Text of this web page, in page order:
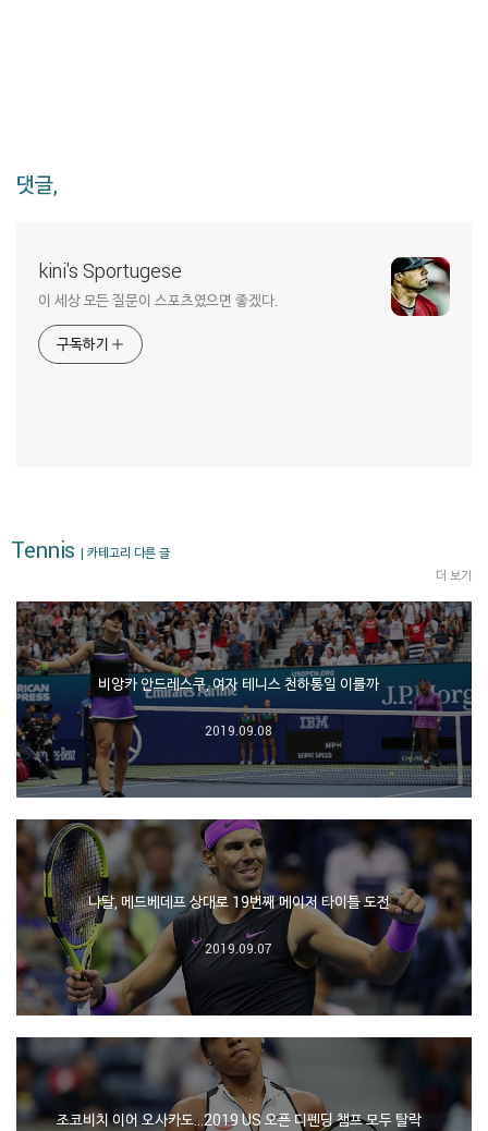
댓글,
kini's Sportugese
이 세상 모든 질문이 스포츠였으면 좋겠다.
구독하기
Tennis | 카테고리 다른 글
더 보기
비앙카 안드레스쿠, 여자 테니스 천하통일 이룰까
2019.09.08
나달, 메드베데프 상대로 19번째 메이저 타이틀 도전
2019.09.07
조코비치 이어 오사카도…2019 US 오픈 디펜딩 챔프 모두 탈락